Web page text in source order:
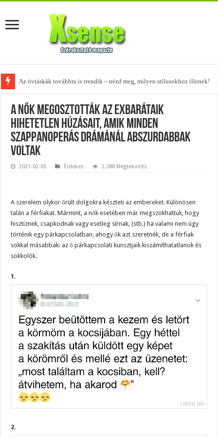
Az övtáskák továbbra is trendik – nézd meg, milyen stílusokhoz illenek!
A nők megosztották az exbarátaik
hihetetlen húzásait, amik minden
szappanoperás drámánál abszurdabbak
voltak
2021-02-03 Érdekes 2,388 Megtekintés
A szerelem olykor őrült dolgokra készteti az embereket. Különösen
talán a férfiakat. Mármint, a nők esetében már megszokhattuk, hogy
hisztiznek, csapkodnak vagy esetleg sírnak, (stb.) ha valami nem úgy
történik egy párkapcsolatban, ahogy ők azt szeretnék, de a férfiak
sokkal másabbak: az ő párkapcsolati kunsztjaik kiszámíthatatlanok és
sokkolók.
1.
2.